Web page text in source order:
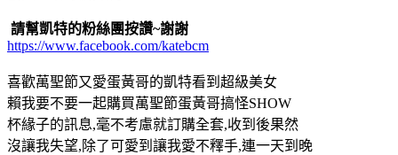
請幫凱特的粉絲團按讚~謝謝
https://www.facebook.com/katebcm
喜歡萬聖節又愛蛋黃哥的凱特看到超級美女
賴我要不要一起購買萬聖節蛋黃哥搞怪SHOW
杯緣子的訊息,毫不考慮就訂購全套,收到後果然
沒讓我失望,除了可愛到讓我愛不釋手,連一天到晚